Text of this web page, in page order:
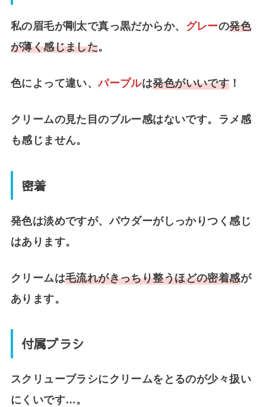
私の眉毛が剛太で真っ黒だからか、 グレーの発色
が薄く感じました。
色によって違い、パープルは発色がいいです ！
クリームの見た目のブルー感はないです。ラメ感
も感じません。
密着
発色は淡めですが、パウダーがしっかりつく感じ
はあります。
クリームは毛流れがきっちり整うほどの密着感が
あります。
付属ブラシ
スクリューブラシにクリームをとるのが少々扱い
にくいです…。